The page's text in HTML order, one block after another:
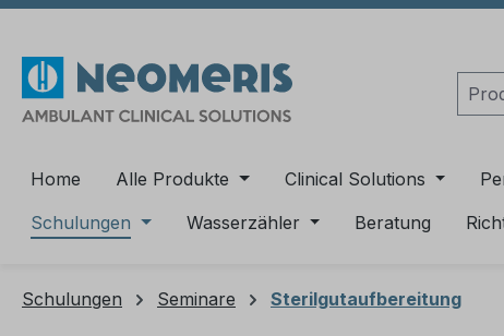
Home Alle Produkte Clinical Solutions
Schulungen
Wasserzähler Beratung
Schulungen Seminare Sterilgutaufbereitung